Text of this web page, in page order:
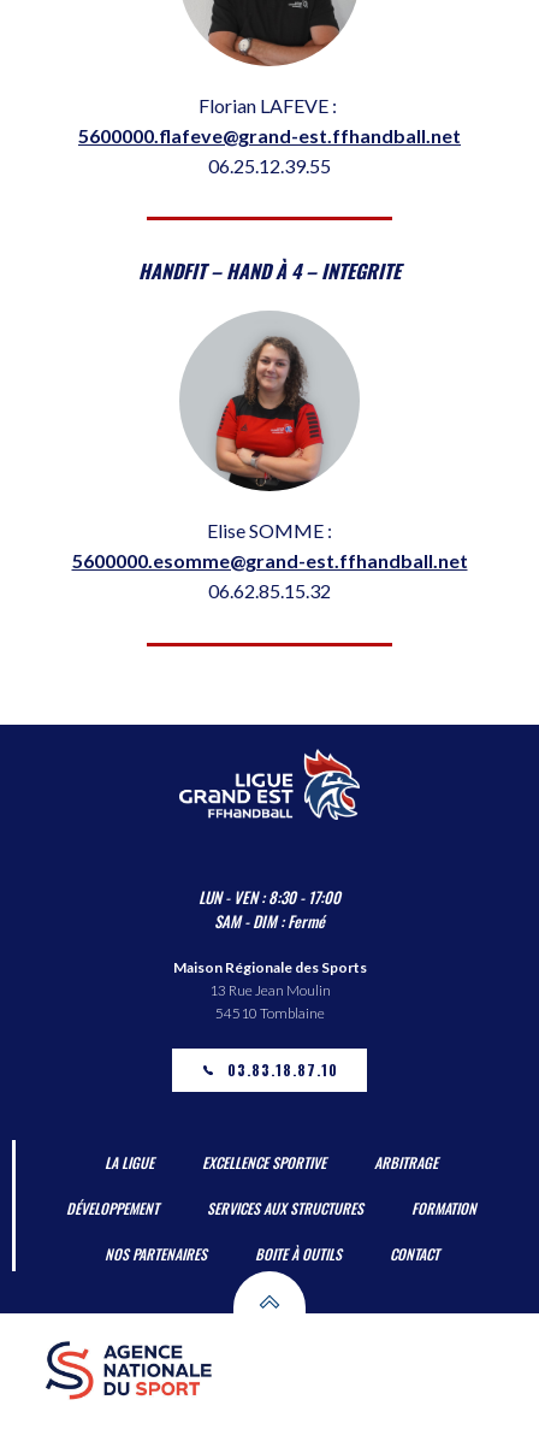
Florian LAFEVE :
5600000.flafeve@grand-est.ffhandball.net
06.25.12.39.55
HANDFIT – HAND À 4 – INTEGRITE
Elise SOMME :
5600000.esomme@grand-est.ffhandball.net
06.62.85.15.32
LUN - VEN : 8:30 - 17:00
SAM - DIM : Fermé
Maison Régionale des Sports
13 Rue Jean Moulin
54510 Tomblaine
03.83.18.87.10
LA LIGUE EXCELLENCE SPORTIVE ARBITRAGE
DÉVELOPPEMENT SERVICES AUX STRUCTURES FORMATION
NOS PARTENAIRES BOITE À OUTILS CONTACT